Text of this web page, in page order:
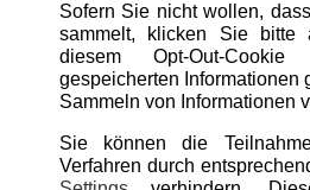
Historischer Jahrmarkt -
Jahrhunderthalle Bochum
Karnevalskirmes Dortmund
Sofern Sie nicht wollen,
sammelt, klicken Sie bitte
diesem Opt-Out-
gespeicherten Informationen
Sammeln von Informationen
Sie können die
Verfahren durch